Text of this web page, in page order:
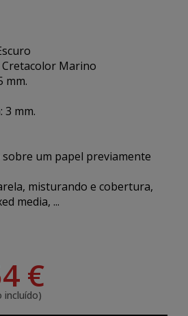
Marino
mm.
3 mm.
um papel previamente
misturando e cobertura,
media, ...
€
incluído)